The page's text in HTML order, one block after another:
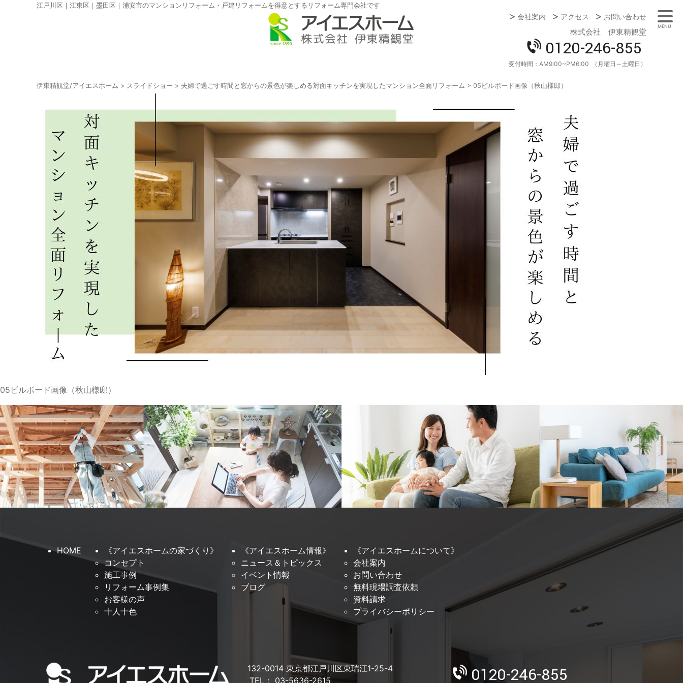
江戸川区｜江東区｜墨田区｜浦安市のマンションリフォーム・戸建リフォームを得意とするリフォーム専門会社です
会社案内
アクセス お問い合わせ
株式会社 伊東精観堂
0120-246-855
受付時間： AM9:00~PM6:00 （月曜日～土曜日）
伊東精観堂/アイエスホーム > スライドショー > 夫婦で過ごす時間と窓からの景色が楽しめる対面キッチンを実現したマンション全面リフォーム > 05ビルボード画像（秋山様邸）
05ビルボード画像（秋山様邸）
MENU
HOME
《アイエスホームの家づくり》
コンセプト
施工事例
リフォーム事例集
お客様の声
十人十色
《アイエスホーム情報》
ニュース＆トピックス
イベント情報
ブログ
《アイエスホームについて》
会社案内
お問い合わせ
無料現場調査依頼
資料請求
プライバシーポリシー
132-0014 東京都江戸川区東瑞江1-25-4
TEL： 03-5636-2615
0120-246-855